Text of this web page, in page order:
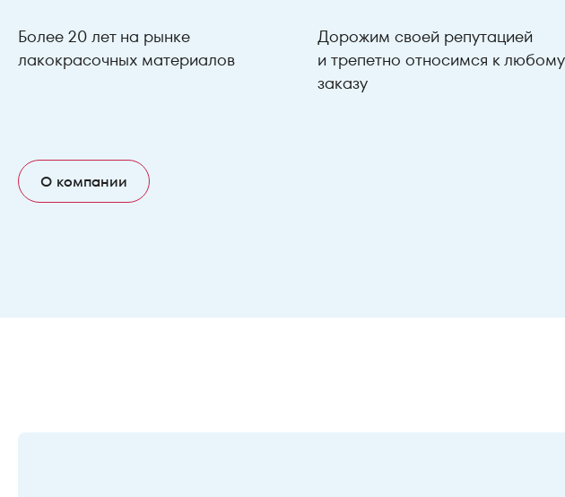
Более 20 лет на рынке
лакокрасочных материалов
Дорожим своей репутацией
и трепетно относимся к любому
заказу
О компании